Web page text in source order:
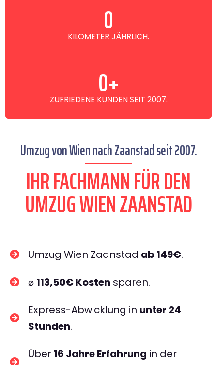
KILOMETER JÄHRLICH.
0
ZUFRIEDENE KUNDEN SEIT 2007.
0+
Umzug von Wien nach Zaanstad seit 2007.
IHR FACHMANN FÜR DEN
UMZUG WIEN ZAANSTAD
Umzug Wien Zaanstad ab 149€.
⌀ 113,50€ Kosten sparen.
Express-Abwicklung in unter 24
Stunden.
Über 16 Jahre Erfahrung in der